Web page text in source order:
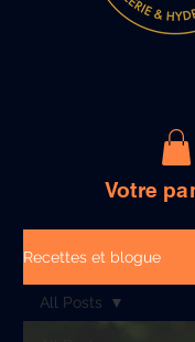
Votre
Recettes et blogue
All Posts